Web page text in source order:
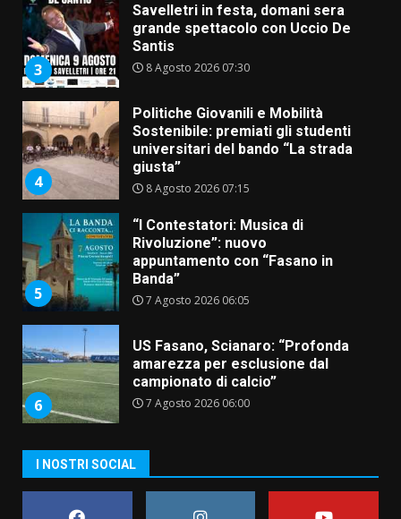
3
Savelletri in festa, domani sera
grande spettacolo con Uccio De
Santis
8 Agosto 2026 07:30
4
Politiche Giovanili e Mobilità
Sostenibile: premiati gli studenti
universitari del bando “La strada
giusta”
8 Agosto 2026 07:15
5
“I Contestatori: Musica di
Rivoluzione”: nuovo
appuntamento con “Fasano in
Banda”
7 Agosto 2026 06:05
6
US Fasano, Scianaro: “Profonda
amarezza per esclusione dal
campionato di calcio”
7 Agosto 2026 06:00
Fasanese ferito a colpi di arma
I NOSTRI SOCIAL